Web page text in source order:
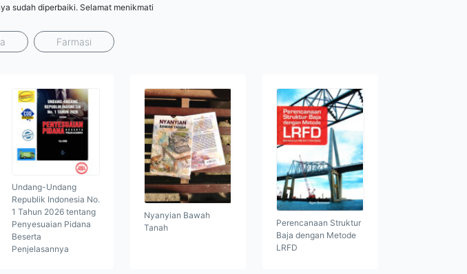
sudah diperbaiki. Selamat menikmati
Farmasi
Undang-Undang
Republik Indonesia No.
1 Tahun 2026 tentang
Penyesuaian Pidana
Beserta
Penjelasannya
Nyanyian Bawah
Tanah
Perencanaan Struktur
Baja dengan Metode
LRFD